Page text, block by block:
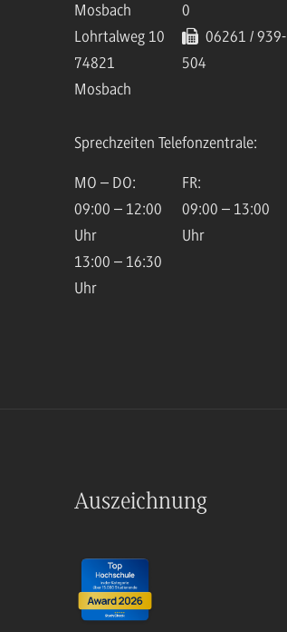
Mosbach
Lohrtalweg 10
74821
Mosbach
0
06261 / 939-
504
Sprechzeiten Telefonzentrale:
MO – DO:
09:00 – 12:00
Uhr
13:00 – 16:30
Uhr
FR:
09:00 – 13:00
Uhr
Auszeichnung